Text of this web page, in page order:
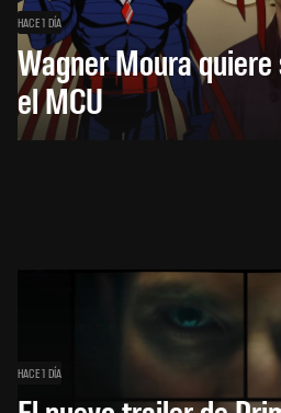
HACE 1 DÍA
Wagner Moura
el MCU
HACE 1 DÍA